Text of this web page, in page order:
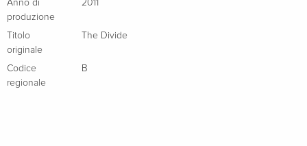
Anno di
produzione
2011
Titolo
originale
The Divide
Codice
regionale
B